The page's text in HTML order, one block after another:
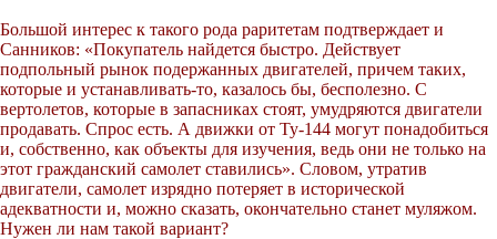
Большой интерес к такого рода раритетам подтверждает и
Санников: «Покупатель найдется быстро. Действует
подпольный рынок подержанных двигателей, причем таких,
которые и устанавливать-то, казалось бы, бесполезно. С
вертолетов, которые в запасниках стоят, умудряются двигатели
продавать. Спрос есть. А движки от Ту-144 могут понадобиться
и, собственно, как объекты для изучения, ведь они не только на
этот гражданский самолет ставились». Словом, утратив
двигатели, самолет изрядно потеряет в исторической
адекватности и, можно сказать, окончательно станет муляжом.
Нужен ли нам такой вариант?